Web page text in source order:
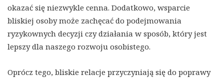
okazać się niezwykle cenna. Dodatkowo, wsparcie
bliskiej osoby może zachęcać do podejmowania
ryzykownych decyzji czy działania w sposób, który jest
lepszy dla naszego rozwoju osobistego.
Oprócz tego, bliskie relacje przyczyniają się do poprawy